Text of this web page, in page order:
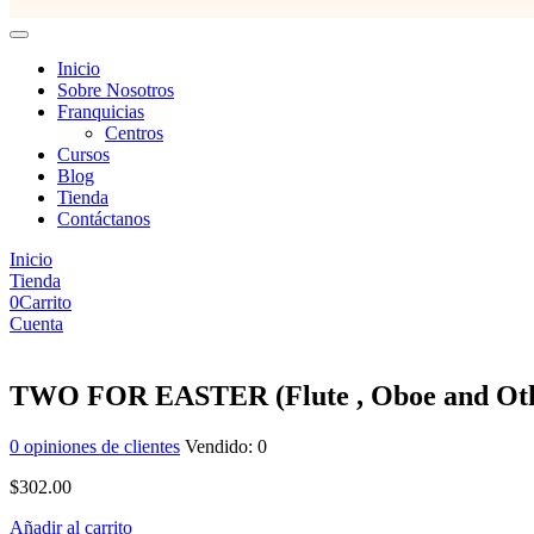
Inicio
Sobre Nosotros
Franquicias
Centros
Cursos
Blog
Tienda
Contáctanos
Inicio
Tienda
0Carrito
Cuenta
TWO FOR EASTER (Flute , Oboe and
0 opiniones de clientes Vendido: 0
$302.00
Añadir al carrito